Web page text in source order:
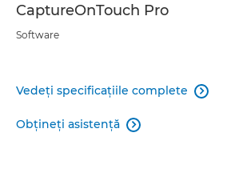
CaptureOnTouch Pro
Software
Vedeţi specificaţiile complete 
Obţineţi asistenţă 